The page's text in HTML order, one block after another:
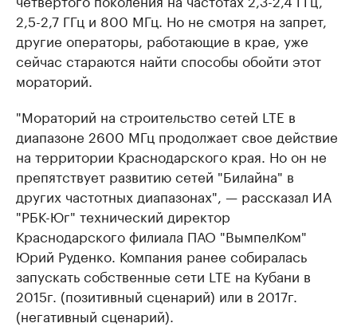
2,5-2,7 ГГц и 800 МГц. Но не смотря на запрет,
другие операторы, работающие в крае, уже
сейчас стараются найти способы обойти этот
мораторий.
"Мораторий на строительство сетей LTE в
диапазоне 2600 МГц продолжает свое действие
на территории Краснодарского края. Но он не
препятствует развитию сетей "Билайна" в
других частотных диапазонах", — рассказал ИА
"РБК-Юг" технический директор
Краснодарского филиала ПАО "ВымпелКом"
Юрий Руденко. Компания ранее собиралась
запускать собственные сети LTE на Кубани в
2015г. (позитивный сценарий) или в 2017г.
(негативный сценарий).